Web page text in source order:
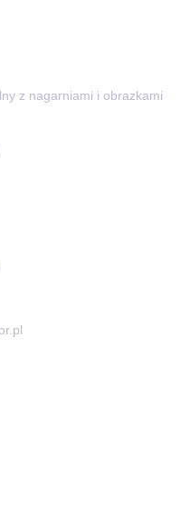
z nagarniami i obrazkami